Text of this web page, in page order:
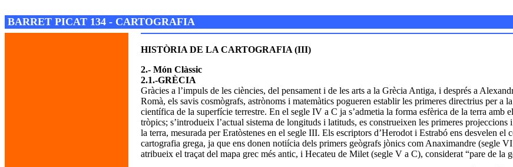
BARRET PICAT 134 - CARTOGRAFIA
HISTÒRIA DE LA CARTOGRAFIA (III)
2.- Món Clàssic
2.1.-GRÈCIA
Gràcies a l’impuls de les ciències, del pensament i de les arts a la Grècia Antiga, i després a
Romà, els savis cosmògrafs, astrònoms i matemàtics pogueren establir les primeres directrius per a
científica de la superfície terrestre. En el segle IV a C ja s’admetia la forma esfèrica de la terra amb
tròpics; s’introdueix l’actual sistema de longituds i latituds, es construeixen les primeres projeccions
la terra, mesurada per Eratòstenes en el segle III. Els escriptors d’Herodot i Estrabó ens desvelen el
cartografia grega, ja que ens donen notiícia dels primers geògrafs jònics com Anaximandre (segle
atribueix el traçat del mapa grec més antic, i Hecateu de Milet (segle V a C), considerat “pare de la